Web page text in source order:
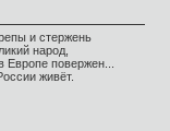
и стержень
народ,
повержен...
живёт.